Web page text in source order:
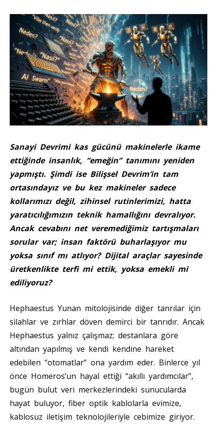
Sanayi Devrimi kas gücünü makinelerle ikame
ettiğinde insanlık, “emeğin” tanımını yeniden
yapmıştı. Şimdi ise Bilişsel Devrim’in tam
ortasındayız ve bu kez makineler sadece
kollarımızı değil, zihinsel rutinlerimizi, hatta
yaratıcılığımızın teknik hamallığını devralıyor.
Ancak cevabını net veremediğimiz tartışmaları
sorular var; insan faktörü buharlaşıyor mu
yoksa sınıf mı atlıyor? Dijital araçlar sayesinde
üretkenlikte terfi mi ettik, yoksa emekli mi
ediliyoruz?
Hephaestus Yunan mitolojisinde diğer tanrılar için
silahlar ve zırhlar döven demirci bir tanrıdır. Ancak
Hephaestus yalnız çalışmaz; destanlara göre
altından yapılmış ve kendi kendine hareket
edebilen “otomatlar” ona yardım eder. Binlerce yıl
önce Homeros’un hayal ettiği “akıllı yardımcılar”,
bugün bulut veri merkezlerindeki sunucularda
hayat buluyor, fiber optik kablolarla evimize,
kablosuz iletişim teknolojileriyle cebimize giriyor.